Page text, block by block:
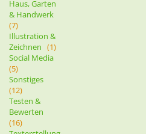
Haus, Garten
& Handwerk
(7)
Illustration &
Zeichnen (1)
Social Media
(5)
Sonstiges
(12)
Testen &
Bewerten
(16)